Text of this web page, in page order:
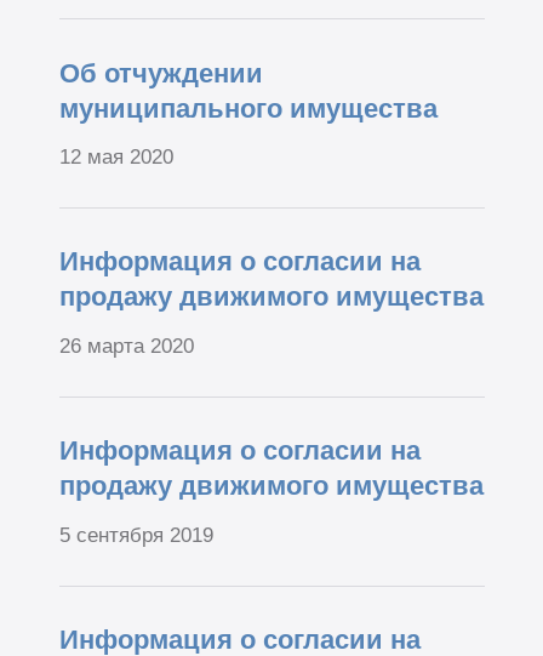
Об отчуждении
муниципального имущества
12 мая 2020
Информация о согласии на
продажу движимого имущества
26 марта 2020
Информация о согласии на
продажу движимого имущества
5 сентября 2019
Информация о согласии на